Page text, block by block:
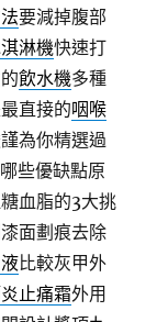
要減掉腹部
淋機快速打
飲水機多種
直接的咽喉
為你精選過
些優缺點原
血脂的3大挑
面劃痕去除
比較灰甲外
止痛霜外用